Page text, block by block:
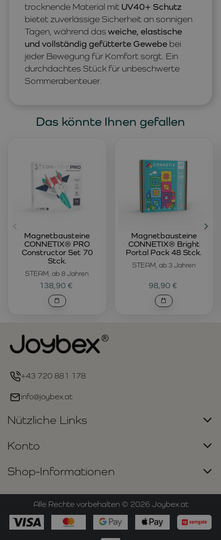
trocknende Material mit UV40+ Schutz
bietet zuverlässige Sicherheit an sonnigen
Tagen, während dasweiche, elastische
und vollständig gefütterte Gewebe bei
jeder Bewegung für Komfort sorgt. Ein
durchdachtes Stück für unbeschwerte
Sommerabenteuer.
Das könnte Ihnen gefallen
STEAM, ab 8 Jahren
Magnetbausteine
CONNETIX® PRO
Constructor Set 70
Stck.
138,90 €
STEAM, ab 3 Jahren
Magnetbausteine
CONNETIX® Bright
Portal Pack 48 Stck.
98,90 €
+43 720 881 178
info@joybex.at
Nützliche Links
Konto
Shop-Informationen
Alle Rechte vorbehalten © 2026 Joybex.at